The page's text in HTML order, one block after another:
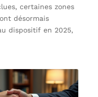
certaines zones
désormais
dispositif en 2025,